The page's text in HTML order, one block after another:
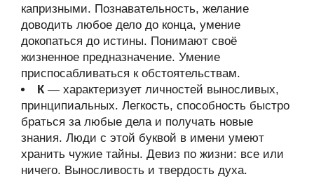
капризными. Познавательность, желание
доводить любое дело до конца, умение
докопаться до истины. Понимают своё
жизненное предназначение. Умение
приспосабливаться к обстоятельствам.
К— характеризует личностей выносливых,
принципиальных. Легкость, способность быстро
браться за любые дела и получать новые
знания. Люди с этой буквой в имени умеют
хранить чужие тайны. Девиз по жизни: все или
ничего. Выносливость и твердость духа.